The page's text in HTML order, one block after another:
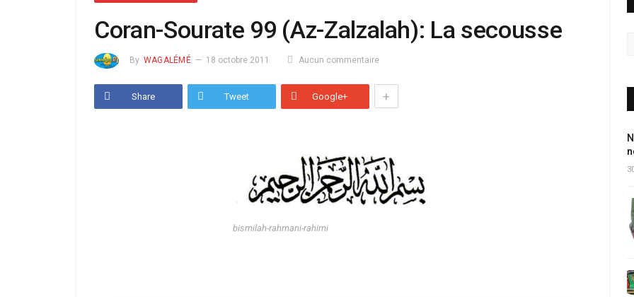
Coran-Sourate 99 (Az-Zalzalah): La secousse
By WAGALÉMÉ 18 octobre 2011 Aucun commentaire
Share Tweet Google+ +
bismilah-rahmani-rahimi